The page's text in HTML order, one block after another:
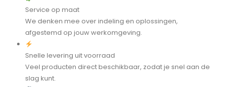
Service op maat
We denken mee over indeling en oplossingen,
afgestemd op jouw werkomgeving.
Snelle levering uit voorraad
Veel producten direct beschikbaar, zodat je snel aan de
slag kunt.